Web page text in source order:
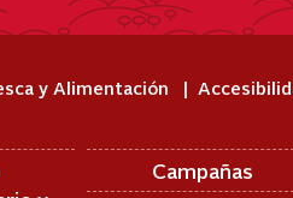
y Alimentación
Campañas